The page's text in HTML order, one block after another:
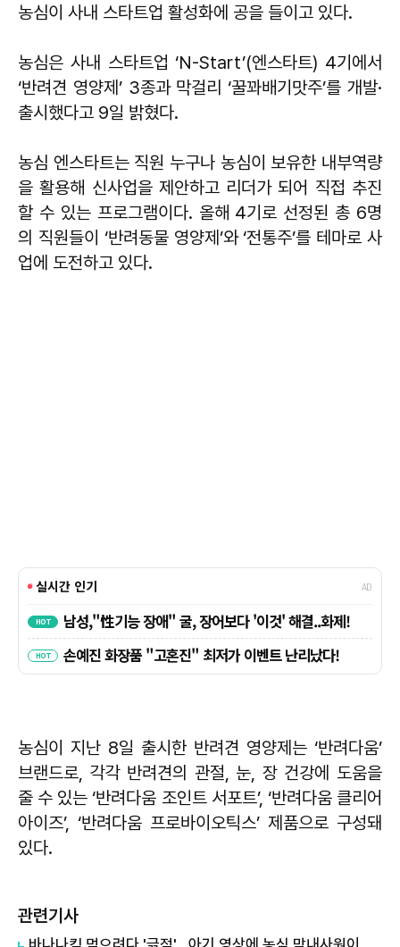
농심이 사내 스타트업 활성화에 공을 들이고 있다.
농심은 사내 스타트업 ‘N-Start’(엔스타트) 4기에서
‘반려견 영양제’ 3종과 막걸리 ‘꿀꽈배기맛주’를 개발·
출시했다고 9일 밝혔다.
농심 엔스타트는 직원 누구나 농심이 보유한 내부역량
을 활용해 신사업을 제안하고 리더가 되어 직접 추진
할 수 있는 프로그램이다. 올해 4기로 선정된 총 6명
의 직원들이 ‘반려동물 영양제’와 ‘전통주’를 테마로 사
업에 도전하고 있다.
농심이 지난 8일 출시한 반려견 영양제는 ‘반려다움’
브랜드로, 각각 반려견의 관절, 눈, 장 건강에 도움을
줄 수 있는 ‘반려다움 조인트 서포트’, ‘반려다움 클리어
아이즈’, ‘반려다움 프로바이오틱스’ 제품으로 구성돼
있다.
관련기사